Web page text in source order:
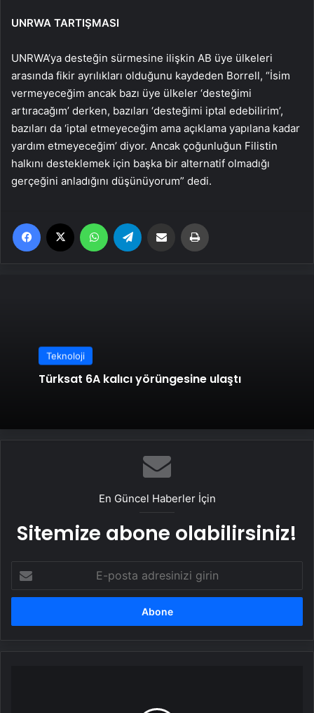
UNRWA TARTIŞMASI
UNRWA’ya desteğin sürmesine ilişkin AB üye ülkeleri
arasında fikir ayrılıkları olduğunu kaydeden Borrell, “İsim
vermeyeceğim ancak bazı üye ülkeler ‘desteğimi
artıracağım’ derken, bazıları ‘desteğimi iptal edebilirim’,
bazıları da ‘iptal etmeyeceğim ama açıklama yapılana kadar
yardım etmeyeceğim’ diyor. Ancak çoğunluğun Filistin
halkını desteklemek için başka bir alternatif olmadığı
gerçeğini anladığını düşünüyorum” dedi.
Facebook WhatsApp Email'den paylaş
Teknoloji
Türksat 6A kalıcı yörüngesine ulaştı
En Güncel Haberler İçin
Sitemize abone olabilirsiniz!
posta
adresinizi